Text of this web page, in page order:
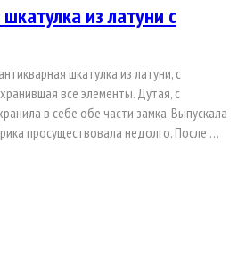
из латуни с
шкатулка из латуни, с
все элементы. Дутая, с
в себе обе части замка. Выпускала
просуществовала недолго. После …